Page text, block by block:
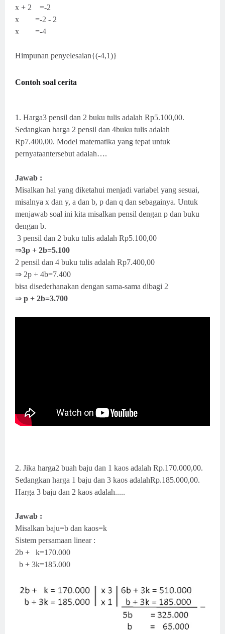
x + 2 =-2
x =-2 - 2
x =-4
Himpunan penyelesaian{(-4,1)}
Contoh soal cerita
1. Harga3 pensil dan 2 buku tulis adalah Rp5.100,00.
Sedangkan harga 2 pensil dan 4buku tulis adalah
Rp7.400,00. Model matematika yang tepat untuk
pernyataantersebut adalah….
Jawab :
Misalkan hal yang diketahui menjadi variabel yang sesuai,
misalnya x dan y, a dan b, p dan q dan sebagainya. Untuk
menjawab soal ini kita misalkan pensil dengan p dan buku
dengan b.
3 pensil dan 2 buku tulis adalah Rp5.100,00
⇒3p + 2b=5.100
2 pensil dan 4 buku tulis adalah Rp7.400,00
⇒ 2p + 4b=7.400
bisa disederhanakan dengan sama-sama dibagi 2
⇒ p + 2b=3.700
2. Jika harga2 buah baju dan 1 kaos adalah Rp.170.000,00.
Sedangkan harga 1 baju dan 3 kaos adalahRp.185.000,00.
Harga 3 baju dan 2 kaos adalah.....
Jawab :
Misalkan baju=b dan kaos=k
Sistem persamaan linear :
2b + k=170.000
b + 3k=185.000